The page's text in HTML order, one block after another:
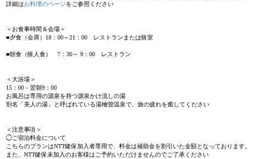
詳細はお料理のページをご参照ください
＜お食事時間＆会場＞
■夕食（会席）18：00～21：00 レストランまたは個室
■朝食（個人食） 7：30～ 9：00 レストラン
＜大浴場＞
15：00－翌朝9：00
お風呂は専用の源泉を持つ源泉かけ流しの湯
別名「美人の湯」と呼ばれている湯檜曽温泉で、旅の疲れを癒してください
＜注意事項＞
◯ご宿泊料金について
こちらのプランはNTT健保加入者専用で、料金は補助金を割引いた金額となっております。
また、NTT健保未加入のお客様はご予約いただけませんのでご了承ください